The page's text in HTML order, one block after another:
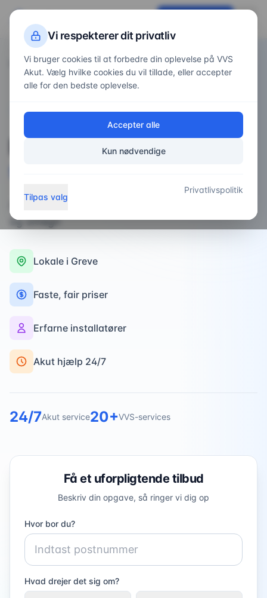
Forside
/
Områder
/Greve
VVS-service iGreve
ProfessionelVVS-
Akut VVS-service og planlagte opgaver i Greve
og omegn
Lokale i Greve
Faste, fair priser
Erfarne installatører
Akut hjælp 24/7
24/7Akut service20+VVS-services
Få et uforpligtende tilbud
Beskriv din opgave, så ringer vi dig op
Hvor bor du?
Hvad drejer det sig om?
Vi respekterer dit privatliv
Vi bruger cookies til at forbedre din oplevelse på VVS
Akut. Vælg hvilke cookies du vil tillade, eller accepter
alle for den bedste oplevelse.
Accepter alle
Kun nødvendige
Tilpas valg
Privatlivspolitik